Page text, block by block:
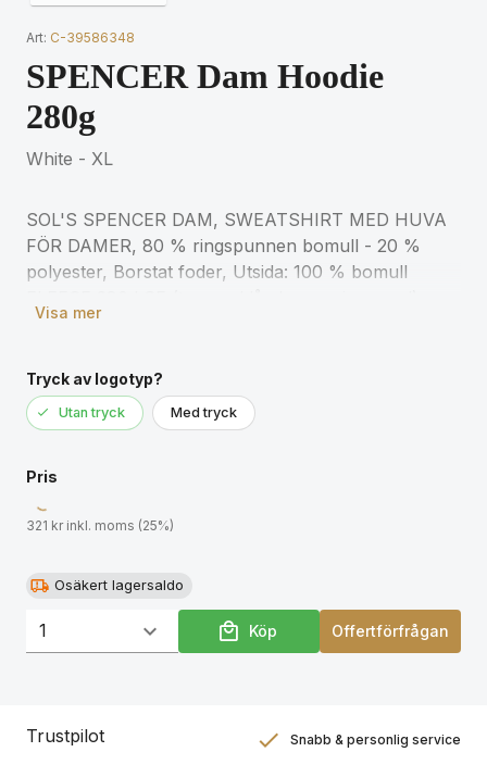
Art: C-39586348
SPENCER Dam Hoodie
280g
White - XL
SOL'S SPENCER DAM, SWEATSHIRT MED HUVA
FÖR DAMER, 80 % ringspunnen bomull - 20 %
polyester, Borstat foder, Utsida: 100 % bomull
Påsydd ficka på framsidan, Skuren och sydd,
ärmslut och nederkant, Halvmåneformad
innerkrage, Tejpad halsringning för matchande
storlekar, se storlekstabellen i avsnittet om
Visa mer
Tryck av logotyp?
Utan tryck Med tryck
Pris
321 kr inkl. moms (25%)
Osäkert lagersaldo
Köp Offertförfrågan
Trustpilot Snabb & personlig service